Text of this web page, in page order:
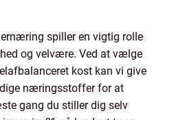
spiller en vigtig rolle
og velvære. Ved at vælge
kost kan vi give
næringsstoffer for at
gang du stiller dig selv